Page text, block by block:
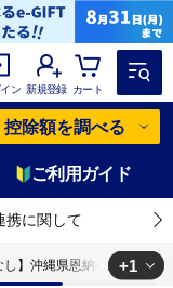
ン 新規登録 カート
控除額を調べる
ご利用ガイド
携に関して
し】沖縄県恩納村ふるさと
+1